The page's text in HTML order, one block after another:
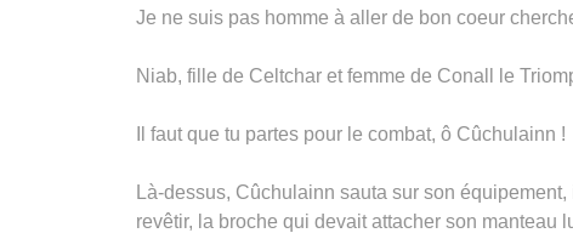
Je ne suis pas homme à aller de bon coeur
Niab, fille de Celtchar et femme de Conall le
Il faut que tu partes pour le combat, ô Cûchulainn !
Là-dessus, Cûchulainn sauta sur son
revêtir, la broche qui devait attacher son manteau